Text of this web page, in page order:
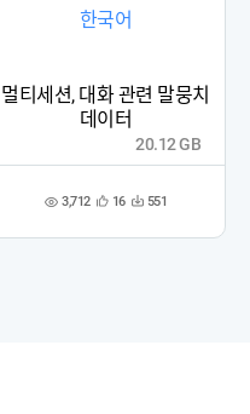
한국어
멀티세션, 대화 관련 말뭉치
데이터
조 3,712 관
록
16 다 551
20.12 GB